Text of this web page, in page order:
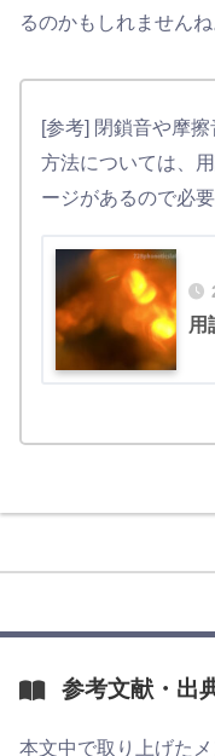
るのかもしれませんね
[参考] 閉鎖音や摩
方法については、
ージがあるので必
用
参考文献・出
本文中で取り上げた